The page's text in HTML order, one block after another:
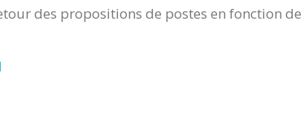
des propositions de postes en fonction